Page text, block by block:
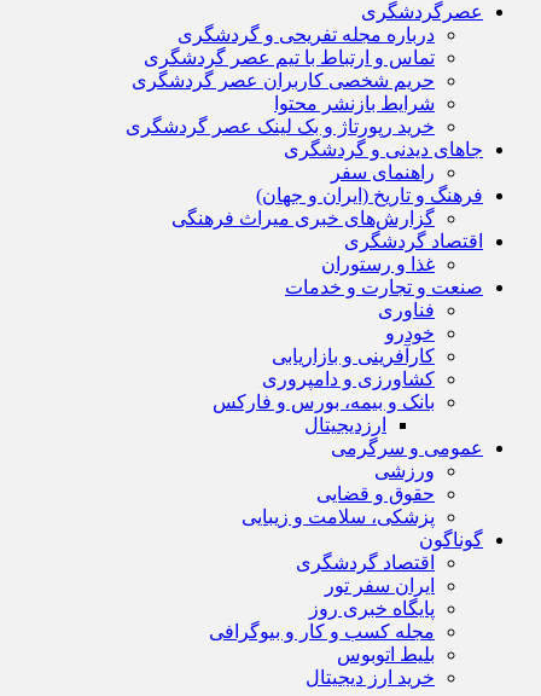
عصرگردشگری
درباره مجله تفریحی و گردشگری
تماس و ارتباط با تیم عصر گردشگری
حریم شخصی کاربران عصر گردشگری
شرایط بازنشر محتوا
خرید رپورتاژ و بک لینک عصر گردشگری
جاهای دیدنی و گردشگری
راهنمای سفر
فرهنگ و تاریخ (ایران و جهان)
گزارش‌های خبری میراث فرهنگی
اقتصاد گردشگری
غذا و رستوران
صنعت و تجارت و خدمات
فناوری
خودرو
کارآفرینی و بازاریابی
کشاورزی و دامپروری
بانک و بیمه، بورس و فارکس
ارزدیجیتال
عمومی و سرگرمی
ورزشی
حقوق و قضایی
پزشکی، سلامت و زیبایی
گوناگون
اقتصاد گردشگری
ایران سفر تور
پایگاه خبری روز
مجله کسب و کار و بیوگرافی
بلیط اتوبوس
خرید ارز دیجیتال